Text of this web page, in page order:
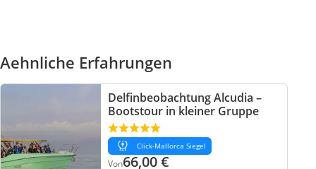
Aehnliche Erfahrungen
Delfinbeobachtung Alcudia –
Bootstour in kleiner Gruppe
Click-Mallorca Siegel
Von66,00€